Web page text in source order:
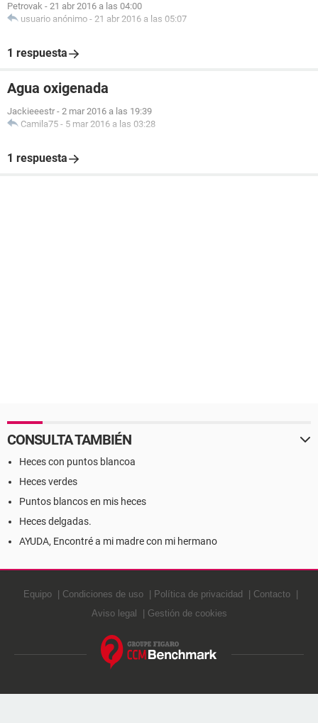
Petrovak - 21 abr 2016 a las 04:00
usuario anónimo - 21 abr 2016 a las 05:07
1 respuesta
Agua oxigenada
Jackieeestr - 2 mar 2016 a las 19:39
Camila75 - 5 mar 2016 a las 03:28
1 respuesta
CONSULTA TAMBIÉN
Heces con puntos blancoa
Heces verdes
Puntos blancos en mis heces
Heces delgadas.
AYUDA, Encontré a mi madre con mi hermano
Equipo Condiciones de uso Política de privacidad
Contacto
Aviso legal
Gestión de cookies